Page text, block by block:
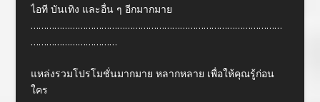
ไอที บันเทิง และอื่น ๆ อีกมากมาย
……………………………………………………………………………………
……………………………
แหล่งรวมโปรโมชั่นมากมาย หลากหลาย เพื่อให้คุณรู้ก่อน
ใคร